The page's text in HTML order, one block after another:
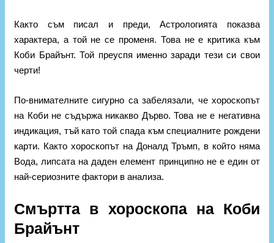
Както съм писал и преди, Астрологията показва
характера, а той не се променя. Това не е критика към
Коби Брайънт. Той преуспя именно заради тези си свои
черти!
По-внимателните сигурно са забелязали, че хороскопът
на Коби не съдържа никакво Дърво. Това не е негативна
индикация, тъй като той спада към специалните рождени
карти. Както хороскопът на Доналд Тръмп, в който няма
Вода, липсата на даден елемент принципно не е един от
най-сериозните фактори в анализа.
Смъртта в хороскопа на Коби
Брайънт